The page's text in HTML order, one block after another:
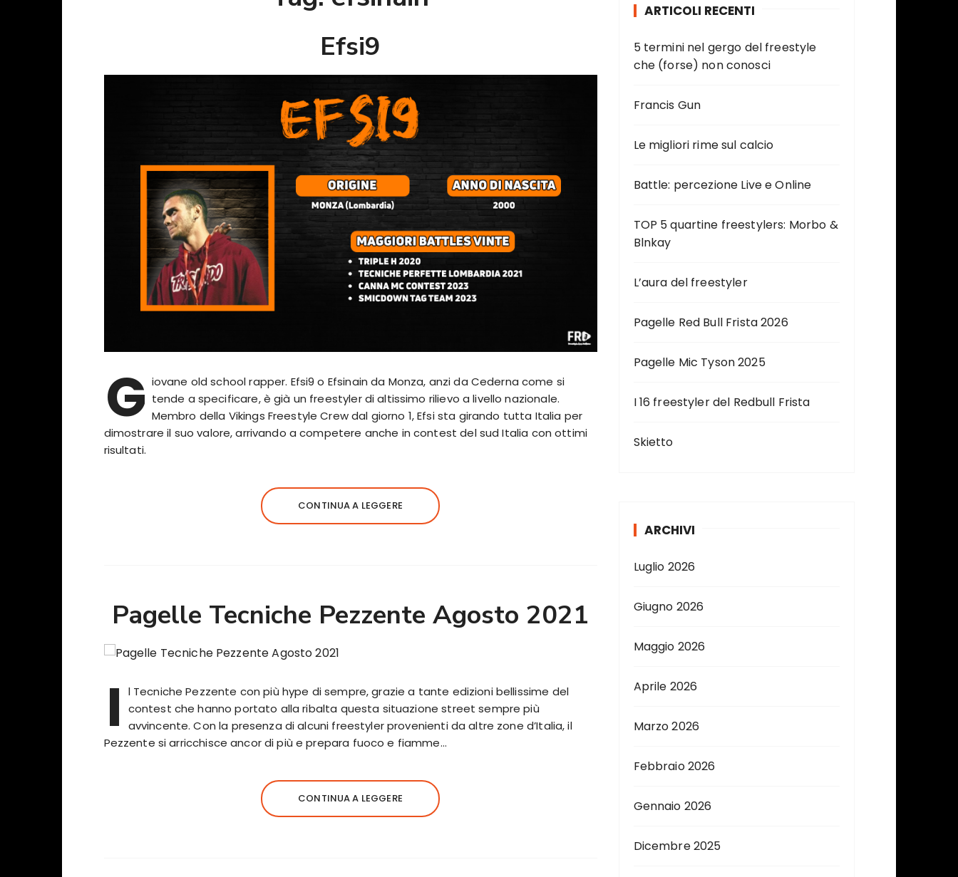
Efsi9
G iovane old school rapper. Efsi9 o Efsinain da Monza, anzi da Cederna come si
tende a specificare, è già un freestyler di altissimo rilievo a livello nazionale.
Membro della Vikings Freestyle Crew dal giorno 1, Efsi sta girando tutta Italia per
dimostrare il suo valore, arrivando a competere anche in contest del sud Italia con ottimi
risultati.
CONTINUA A LEGGERE
Pagelle Tecniche Pezzente Agosto 2021
I
l Tecniche Pezzente con più hype di sempre, grazie a tante edizioni bellissime del
contest che hanno portato alla ribalta questa situazione street sempre più
avvincente. Con la presenza di alcuni freestyler provenienti da altre zone d’Italia, il
Pezzente si arricchisce ancor di più e prepara fuoco e fiamme…
CONTINUA A LEGGERE
ARTICOLI RECENTI
5 termini nel gergo del freestyle
che (forse) non conosci
Francis Gun
Le migliori rime sul calcio
Battle: percezione Live e Online
TOP 5 quartine freestylers: Morbo &
Blnkay
L’aura del freestyler
Pagelle Red Bull Frista 2026
Pagelle Mic Tyson 2025
I 16 freestyler del Redbull Frista
Skietto
ARCHIVI
Luglio 2026
Giugno 2026
Maggio 2026
Aprile 2026
Marzo 2026
Febbraio 2026
Gennaio 2026
Dicembre 2025